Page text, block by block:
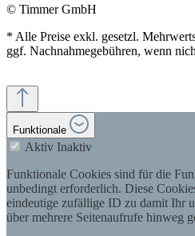
© Timmer GmbH
* Alle Preise exkl. gesetzl.
ggf. Nachnahmegebühren, wenn
Funktionale
Aktiv Inaktiv
Funktionale Cookies sind für die
unbedingt erforderlich. Diese
eindeutige zufällige ID zu damit Ihr
über mehrere Seitenaufrufe hinweg